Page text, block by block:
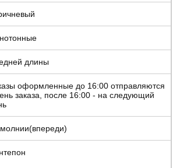
длины
оформленные до 16:00 отправляются
заказа, после 16:00 - на следующий